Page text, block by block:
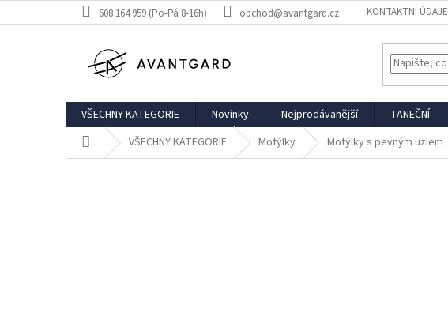
na
608 164 959 (Po-Pá 8-16h) obchod@avantgard.cz KONTAKTNÍ ÚDAJE
VŠECHNY KATEGORIE Novinky Nejprodávanější TANEČNÍ
Domů VŠECHNY KATEGORIE Motýlky Motýlky s pevným uzlem